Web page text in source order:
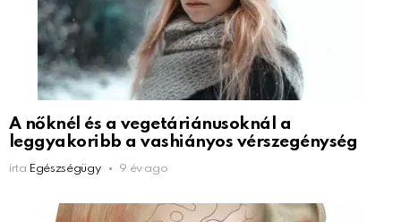
A nőknél és a vegetáriánusoknál a
leggyakoribb a vashiányos vérszegénység
írta Egészségügy 9 év ago